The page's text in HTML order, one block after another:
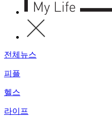
전체뉴스
피플
헬스
라이프